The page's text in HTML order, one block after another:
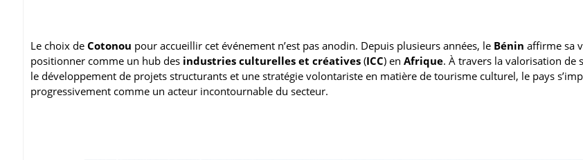
Le choix de Cotonou pour accueillir cet événement n’est pas anodin. Depuis plusieurs années, le Bénin affirme sa
positionner comme un hub des industries culturelles et créatives (ICC) en Afrique. À travers la valorisation de
le développement de projets structurants et une stratégie volontariste en matière de tourisme culturel, le pays
progressivement comme un acteur incontournable du secteur.